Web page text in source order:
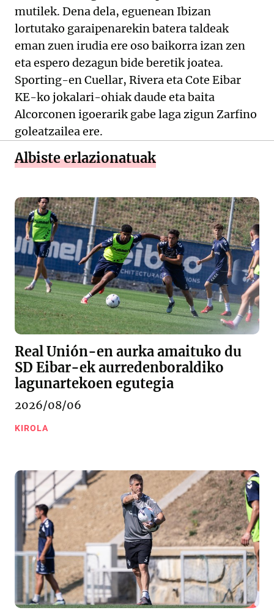
mutilek. Dena dela, eguenean Ibizan
lortutako garaipenarekin batera taldeak
eman zuen irudia ere oso baikorra izan zen
eta espero dezagun bide beretik joatea.
Sporting-en Cuellar, Rivera eta Cote Eibar
KE-ko jokalari-ohiak daude eta baita
Alcorconen igoerarik gabe laga zigun Zarfino
goleatzailea ere.
Albiste erlazionatuak
Real Unión-en aurka amaituko du
SD Eibar-ek aurredenboraldiko
lagunartekoen egutegia
2026/08/06
KIROLA